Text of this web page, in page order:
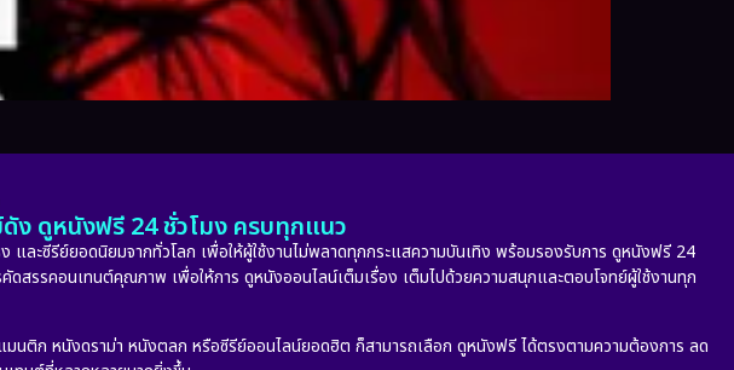
ง ดูหนังฟรี 24 ชั่วโมง ครบทุกแนว
ะซีรีย์ยอดนิยมจากทั่วโลก เพื่อให้ผู้ใช้งานไม่พลาดทุกกระแสความบันเทิง พร้อมรองรับการ ดูหนังฟรี 24
ดสรรคอนเทนต์คุณภาพ เพื่อให้การ ดูหนังออนไลน์เต็มเรื่อง เต็มไปด้วยความสนุกและตอบโจทย์ผู้ใช้งานทุก
มนติก หนังดราม่า หนังตลก หรือซีรีย์ออนไลน์ยอดฮิต ก็สามารถเลือก ดูหนังฟรี ได้ตรงตามความต้องการ ลด